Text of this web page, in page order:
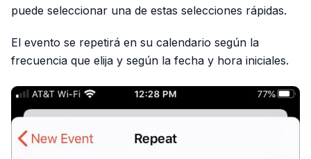
puede seleccionar una de estas selecciones rápidas.
El evento se repetirá en su calendario según la
frecuencia que elija y según la fecha y hora iniciales.